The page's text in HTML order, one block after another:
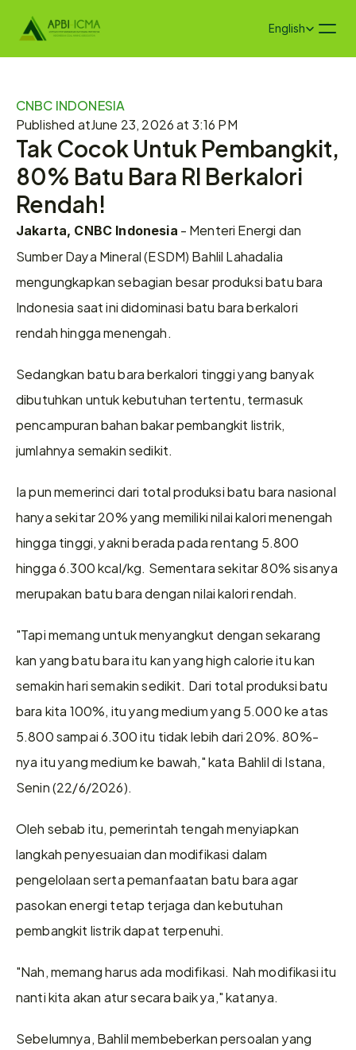
Select Language
English
CNBC INDONESIA
Published atJune 23, 2026 at 3:16 PM
Tak Cocok Untuk Pembangkit,
80% Batu Bara RI Berkalori
Rendah!
Jakarta, CNBC Indonesia - Menteri Energi dan
Sumber Daya Mineral (ESDM) Bahlil Lahadalia
mengungkapkan sebagian besar produksi batu bara
Indonesia saat ini didominasi batu bara berkalori
rendah hingga menengah.
Sedangkan batu bara berkalori tinggi yang banyak
dibutuhkan untuk kebutuhan tertentu, termasuk
pencampuran bahan bakar pembangkit listrik,
jumlahnya semakin sedikit.
Ia pun memerinci dari total produksi batu bara nasional
hanya sekitar 20% yang memiliki nilai kalori menengah
hingga tinggi, yakni berada pada rentang 5.800
hingga 6.300 kcal/kg. Sementara sekitar 80% sisanya
merupakan batu bara dengan nilai kalori rendah.
"Tapi memang untuk menyangkut dengan sekarang
kan yang batu bara itu kan yang high calorie itu kan
semakin hari semakin sedikit. Dari total produksi batu
bara kita 100%, itu yang medium yang 5.000 ke atas
5.800 sampai 6.300 itu tidak lebih dari 20%. 80%-
nya itu yang medium ke bawah," kata Bahlil di Istana,
Senin (22/6/2026).
Oleh sebab itu, pemerintah tengah menyiapkan
langkah penyesuaian dan modifikasi dalam
pengelolaan serta pemanfaatan batu bara agar
pasokan energi tetap terjaga dan kebutuhan
pembangkit listrik dapat terpenuhi.
"Nah, memang harus ada modifikasi. Nah modifikasi itu
nanti kita akan atur secara baik ya," katanya.
Sebelumnya, Bahlil membeberkan persoalan yang